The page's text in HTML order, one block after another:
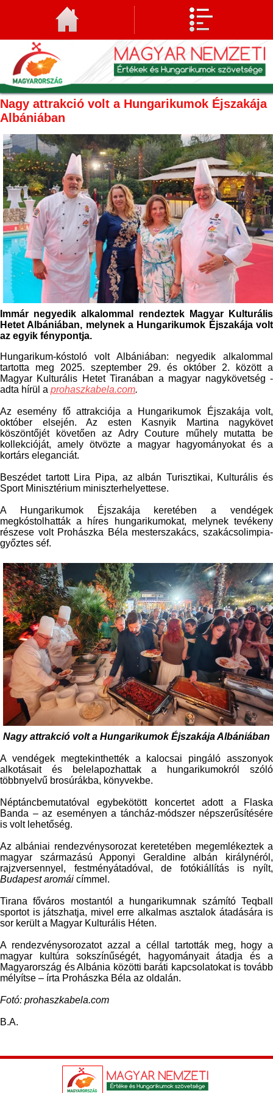
Nagy attrakció volt a Hungarikumok Éjszakája
Albániában
Immár negyedik alkalommal rendeztek Magyar Kulturális
Hetet Albániában, melynek a Hungarikumok Éjszakája volt
az egyik fénypontja.
Hungarikum-kóstoló volt Albániában: negyedik alkalommal
tartotta meg 2025. szeptember 29. és október 2. között a
Magyar Kulturális Hetet Tiranában a magyar nagykövetség -
adta hírül a prohaszkabela.com.
Az esemény fő attrakciója a Hungarikumok Éjszakája volt,
október elsején. Az esten Kasnyik Martina nagykövet
köszöntőjét követően az Adry Couture műhely mutatta be
kollekcióját, amely ötvözte a magyar hagyományokat és a
kortárs eleganciát.
Beszédet tartott Lira Pipa, az albán Turisztikai, Kulturális és
Sport Minisztérium miniszterhelyettese.
A Hungarikumok Éjszakája keretében a vendégek
megkóstolhatták a híres hungarikumokat, melynek tevékeny
részese volt Prohászka Béla mesterszakács, szakácsolimpia-
győztes séf.
Nagy attrakció volt a Hungarikumok Éjszakája Albániában
A vendégek megtekinthették a kalocsai pingáló asszonyok
alkotásait és belelapozhattak a hungarikumokról szóló
többnyelvű brosúrákba, könyvekbe.
Néptáncbemutatóval egybekötött koncertet adott a Flaska
Banda – az eseményen a táncház-módszer népszerűsítésére
is volt lehetőség.
Az albániai rendezvénysorozat keretetében megemlékeztek a
magyar származású Apponyi Geraldine albán királynéról,
rajzversennyel, festményátadóval, de fotókiállítás is nyílt,
Budapest aromái címmel.
Tirana főváros mostantól a hungarikumnak számító Teqball
sportot is játszhatja, mivel erre alkalmas asztalok átadására is
sor került a Magyar Kulturális Héten.
A rendezvénysorozatot azzal a céllal tartották meg, hogy a
magyar kultúra sokszínűségét, hagyományait átadja és a
Magyarország és Albánia közötti baráti kapcsolatokat is tovább
mélyítse – írta Prohászka Béla az oldalán.
Fotó: prohaszkabela.com
B.A.